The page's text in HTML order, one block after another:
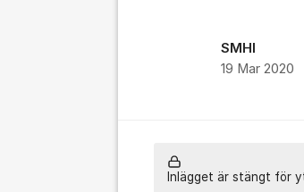
SMHI
19 Mar 2020
Inlägget är stängt för